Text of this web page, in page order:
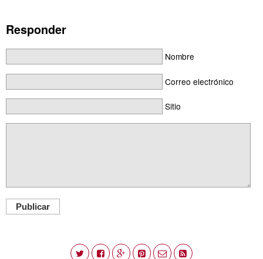
Responder
Nombre
Correo electrónico
Sitio
Publicar